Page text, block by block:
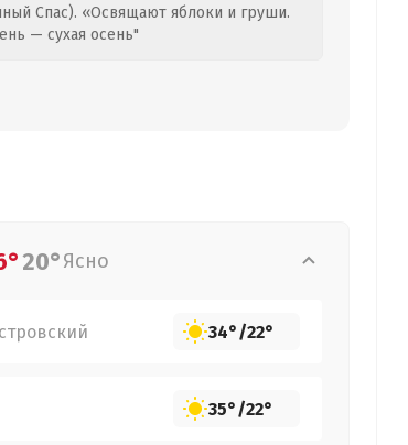
Спас). «Освящают яблоки и груши.
— сухая осень"
20°Ясно
34°/22°
35°/22°